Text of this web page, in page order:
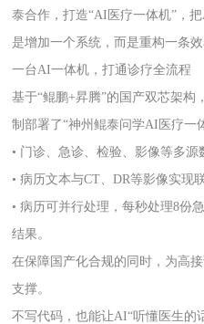
泰合作，打造“AI医疗一体机”，
是增加一个系统，而是重构一条效
一台AI一体机，打通诊疗全流程
基于“鲲鹏+昇腾”的国产双芯架构
制部署了“神州鲲泰问学AI医疗一
• 门诊、急诊、检验、影像等多源
• 病历文本与CT、DR等影像实现
• 病历可并行处理，每秒处理8份
结果。
在保障国产化合规的同时，为高
支撑。
不写代码，也能让AI“听懂医生的